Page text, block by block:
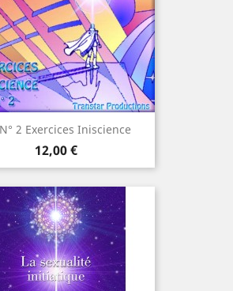
2 Exercices Iniscience
Prix
12,00 €